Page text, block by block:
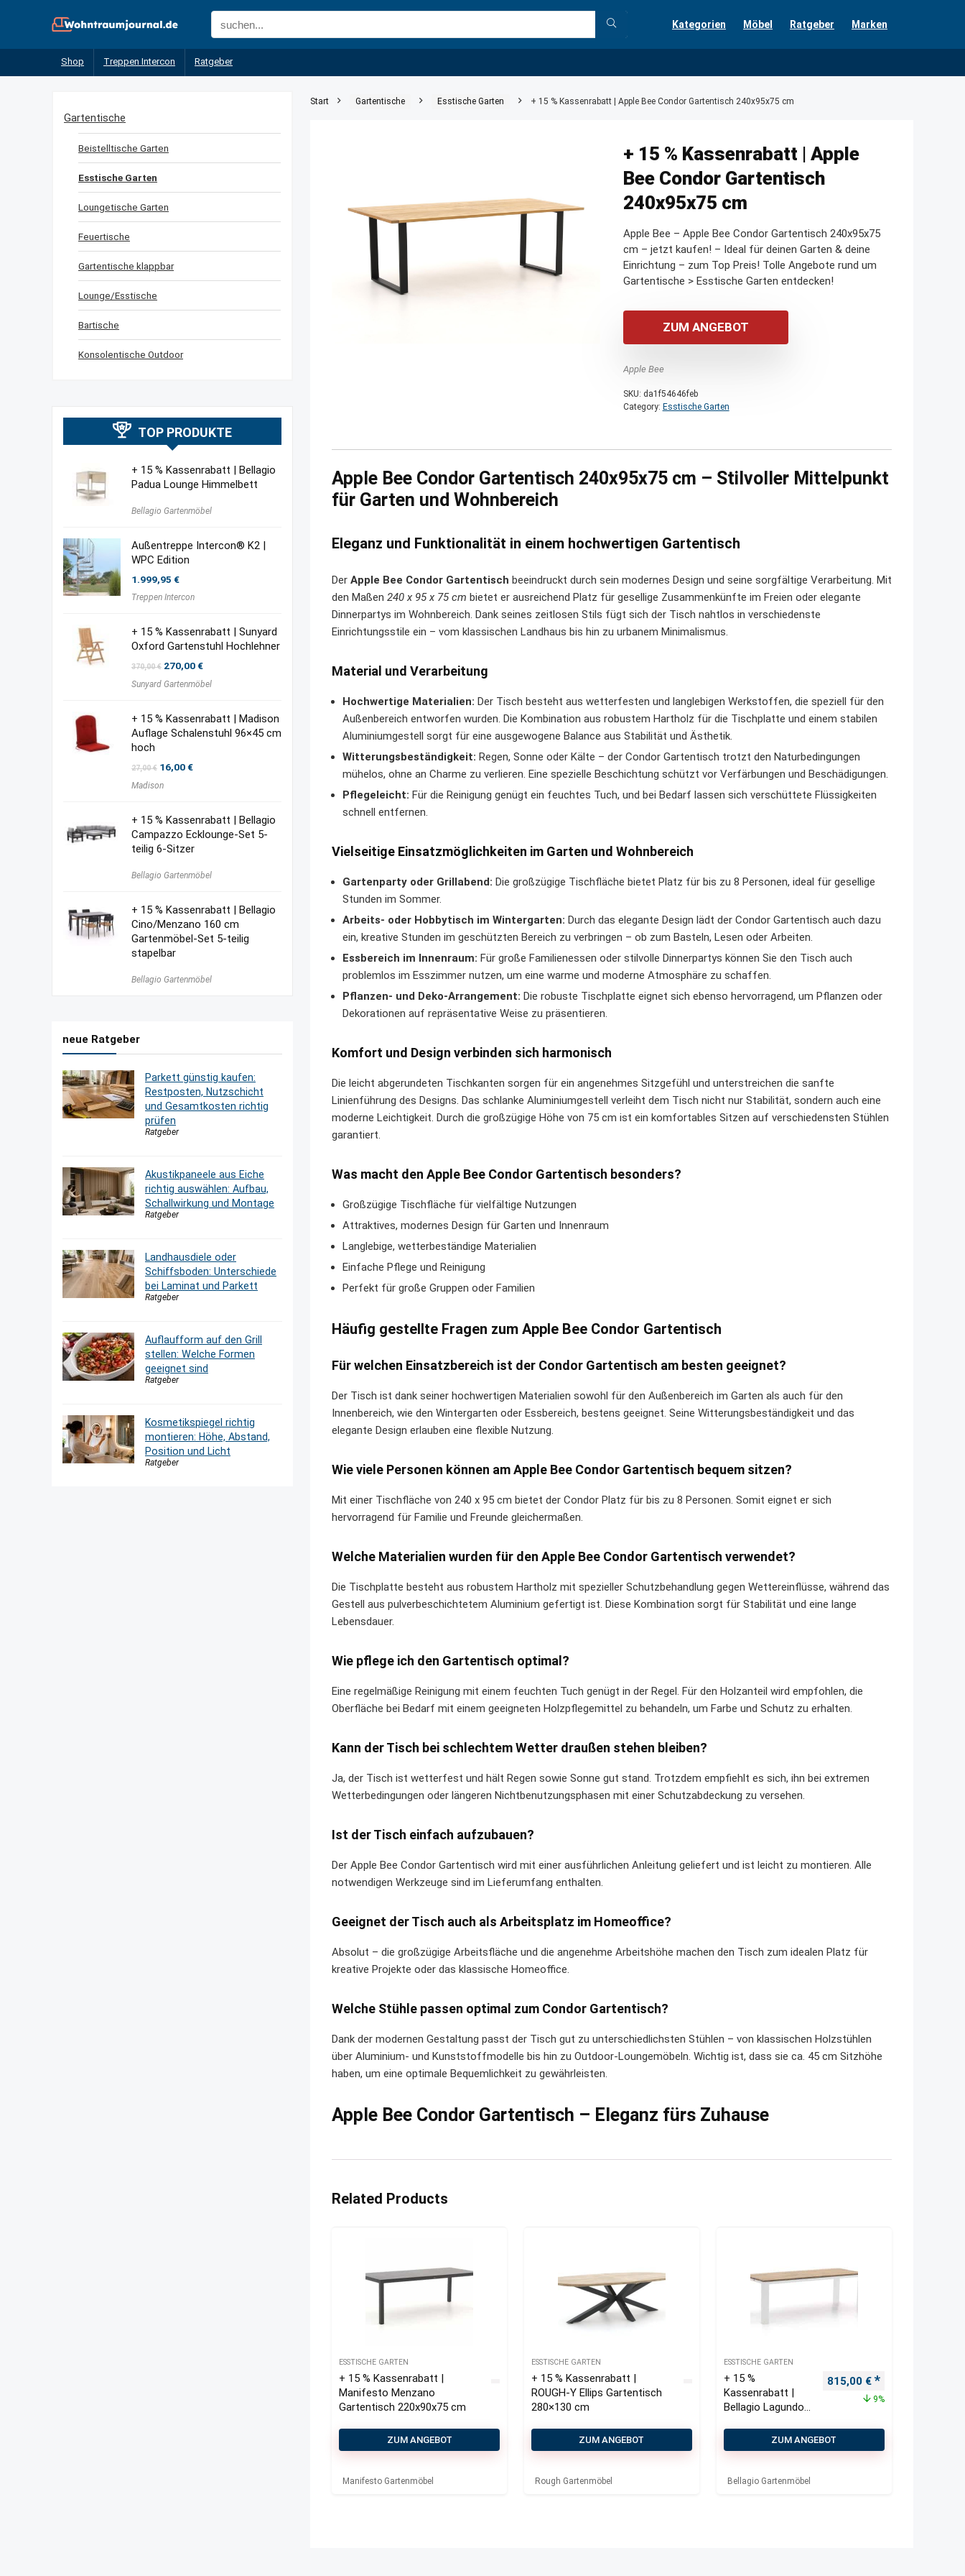
Kategorien Möbel Ratgeber Marken
Shop Treppen Intercon Ratgeber
Start Gartentische Esstische Garten + 15 % Kassenrabatt | Apple Bee Condor Gartentisch 240x95x75 cm
+ 15 % Kassenrabatt | Apple
Bee Condor Gartentisch
240x95x75 cm
Apple Bee – Apple Bee Condor Gartentisch 240x95x75
cm – jetzt kaufen! – Ideal für deinen Garten & deine
Einrichtung – zum Top Preis! Tolle Angebote rund um
Gartentische > Esstische Garten entdecken!
ZUM ANGEBOT
Apple Bee
SKU: da1f54646feb
Category: Esstische Garten
Apple Bee Condor Gartentisch 240x95x75 cm – Stilvoller Mittelpunkt
für Garten und Wohnbereich
Eleganz und Funktionalität in einem hochwertigen Gartentisch
Der Apple Bee Condor Gartentisch beeindruckt durch sein modernes Design und seine sorgfältige Verarbeitung. Mit
den Maßen 240 x 95 x 75 cm bietet er ausreichend Platz für gesellige Zusammenkünfte im Freien oder elegante
Dinnerpartys im Wohnbereich. Dank seines zeitlosen Stils fügt sich der Tisch nahtlos in verschiedenste
Einrichtungsstile ein – vom klassischen Landhaus bis hin zu urbanem Minimalismus.
Material und Verarbeitung
Hochwertige Materialien: Der Tisch besteht aus wetterfesten und langlebigen Werkstoffen, die speziell für den
Außenbereich entworfen wurden. Die Kombination aus robustem Hartholz für die Tischplatte und einem stabilen
Aluminiumgestell sorgt für eine ausgewogene Balance aus Stabilität und Ästhetik.
Witterungsbeständigkeit: Regen, Sonne oder Kälte – der Condor Gartentisch trotzt den Naturbedingungen
mühelos, ohne an Charme zu verlieren. Eine spezielle Beschichtung schützt vor Verfärbungen und Beschädigungen.
Pflegeleicht: Für die Reinigung genügt ein feuchtes Tuch, und bei Bedarf lassen sich verschüttete Flüssigkeiten
schnell entfernen.
Vielseitige Einsatzmöglichkeiten im Garten und Wohnbereich
Gartenparty oder Grillabend: Die großzügige Tischfläche bietet Platz für bis zu 8 Personen, ideal für gesellige
Stunden im Sommer.
Arbeits- oder Hobbytisch im Wintergarten: Durch das elegante Design lädt der Condor Gartentisch auch dazu
ein, kreative Stunden im geschützten Bereich zu verbringen – ob zum Basteln, Lesen oder Arbeiten.
Essbereich im Innenraum: Für große Familienessen oder stilvolle Dinnerpartys können Sie den Tisch auch
problemlos im Esszimmer nutzen, um eine warme und moderne Atmosphäre zu schaffen.
Pflanzen- und Deko-Arrangement: Die robuste Tischplatte eignet sich ebenso hervorragend, um Pflanzen oder
Dekorationen auf repräsentative Weise zu präsentieren.
Komfort und Design verbinden sich harmonisch
Die leicht abgerundeten Tischkanten sorgen für ein angenehmes Sitzgefühl und unterstreichen die sanfte
Linienführung des Designs. Das schlanke Aluminiumgestell verleiht dem Tisch nicht nur Stabilität, sondern auch eine
moderne Leichtigkeit. Durch die großzügige Höhe von 75 cm ist ein komfortables Sitzen auf verschiedensten Stühlen
garantiert.
Was macht den Apple Bee Condor Gartentisch besonders?
Großzügige Tischfläche für vielfältige Nutzungen
Attraktives, modernes Design für Garten und Innenraum
Langlebige, wetterbeständige Materialien
Einfache Pflege und Reinigung
Perfekt für große Gruppen oder Familien
Häufig gestellte Fragen zum Apple Bee Condor Gartentisch
Für welchen Einsatzbereich ist der Condor Gartentisch am besten geeignet?
Der Tisch ist dank seiner hochwertigen Materialien sowohl für den Außenbereich im Garten als auch für den
Innenbereich, wie den Wintergarten oder Essbereich, bestens geeignet. Seine Witterungsbeständigkeit und das
elegante Design erlauben eine flexible Nutzung.
Wie viele Personen können am Apple Bee Condor Gartentisch bequem sitzen?
Mit einer Tischfläche von 240 x 95 cm bietet der Condor Platz für bis zu 8 Personen. Somit eignet er sich
hervorragend für Familie und Freunde gleichermaßen.
Welche Materialien wurden für den Apple Bee Condor Gartentisch verwendet?
Die Tischplatte besteht aus robustem Hartholz mit spezieller Schutzbehandlung gegen Wettereinflüsse, während das
Gestell aus pulverbeschichtetem Aluminium gefertigt ist. Diese Kombination sorgt für Stabilität und eine lange
Lebensdauer.
Wie pflege ich den Gartentisch optimal?
Eine regelmäßige Reinigung mit einem feuchten Tuch genügt in der Regel. Für den Holzanteil wird empfohlen, die
Oberfläche bei Bedarf mit einem geeigneten Holzpflegemittel zu behandeln, um Farbe und Schutz zu erhalten.
Kann der Tisch bei schlechtem Wetter draußen stehen bleiben?
Ja, der Tisch ist wetterfest und hält Regen sowie Sonne gut stand. Trotzdem empfiehlt es sich, ihn bei extremen
Wetterbedingungen oder längeren Nichtbenutzungsphasen mit einer Schutzabdeckung zu versehen.
Ist der Tisch einfach aufzubauen?
Der Apple Bee Condor Gartentisch wird mit einer ausführlichen Anleitung geliefert und ist leicht zu montieren. Alle
notwendigen Werkzeuge sind im Lieferumfang enthalten.
Geeignet der Tisch auch als Arbeitsplatz im Homeoffice?
Absolut – die großzügige Arbeitsfläche und die angenehme Arbeitshöhe machen den Tisch zum idealen Platz für
kreative Projekte oder das klassische Homeoffice.
Welche Stühle passen optimal zum Condor Gartentisch?
Dank der modernen Gestaltung passt der Tisch gut zu unterschiedlichsten Stühlen – von klassischen Holzstühlen
über Aluminium- und Kunststoffmodelle bis hin zu Outdoor-Loungemöbeln. Wichtig ist, dass sie ca. 45 cm Sitzhöhe
haben, um eine optimale Bequemlichkeit zu gewährleisten.
Apple Bee Condor Gartentisch – Eleganz fürs Zuhause
Related Products
ESSTISCHE GARTEN
+ 15 % Kassenrabatt |
Manifesto Menzano
Gartentisch 220x90x75 cm
ZUM ANGEBOT
Manifesto Gartenmöbel
ESSTISCHE GARTEN
+ 15 % Kassenrabatt |
ROUGH-Y Ellips Gartentisch
280×130 cm
ZUM ANGEBOT
Rough Gartenmöbel
ESSTISCHE GARTEN
+ 15 %
Kassenrabatt |
Bellagio Lagundo
230×90 cm
Ursprünglicher Preis war:
815,00 € Aktueller Preis
9%
ZUM ANGEBOT
Bellagio Gartenmöbel
Gartentische
Beistelltische Garten
Esstische Garten
Loungetische Garten
Feuertische
Gartentische klappbar
Lounge/Esstische
Bartische
Konsolentische Outdoor
TOP PRODUKTE
+ 15 % Kassenrabatt | Bellagio
Padua Lounge Himmelbett
Bellagio Gartenmöbel
Außentreppe Intercon® K2 |
WPC Edition
1.999,95 €
Treppen Intercon
+ 15 % Kassenrabatt | Sunyard
Oxford Gartenstuhl Hochlehner
370,00€ Ursprünglicher
war:
270,00€Aktueller
ist:
Sunyard Gartenmöbel
+ 15 % Kassenrabatt | Madison
Auflage Schalenstuhl 96×45 cm
hoch
27,00€ Ursprünglicher
war:
16,00€Aktueller
Madison
+ 15 % Kassenrabatt | Bellagio
Campazzo Ecklounge-Set 5-
teilig 6-Sitzer
Bellagio Gartenmöbel
+ 15 % Kassenrabatt | Bellagio
Cino/Menzano 160 cm
Gartenmöbel-Set 5-teilig
stapelbar
Bellagio Gartenmöbel
neue Ratgeber
Parkett günstig kaufen:
Restposten, Nutzschicht
und Gesamtkosten richtig
prüfen
Ratgeber
Akustikpaneele aus Eiche
richtig auswählen: Aufbau,
Schallwirkung und Montage
Ratgeber
Landhausdiele oder
Schiffsboden: Unterschiede
bei Laminat und Parkett
Ratgeber
Auflaufform auf den Grill
stellen: Welche Formen
geeignet sind
Ratgeber
Kosmetikspiegel richtig
montieren: Höhe, Abstand,
Position und Licht
Ratgeber